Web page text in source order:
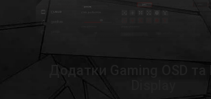
Додатки Gaming OSD та